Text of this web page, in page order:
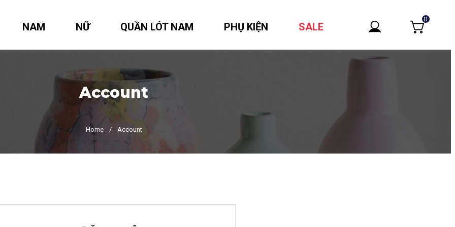
NAM NỮ QUẦN LÓT NAM PHỤ KIỆN SALE
0
Account
Home / Account